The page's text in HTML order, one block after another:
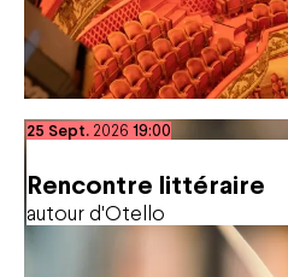
Rencontre littéraire
autour d'Otello
25 septembre
Sept. 2026 19:00